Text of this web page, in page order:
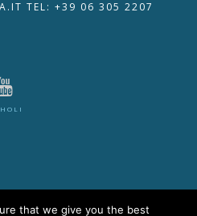
TEL: +39 06 305 2207
that we give you the best